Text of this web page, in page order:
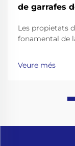
de garrafes
Les propietats
fonamental de
botelles de
Veure més